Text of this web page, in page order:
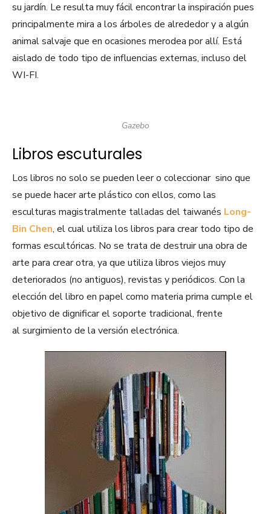
su jardín. Le resulta muy fácil encontrar la inspiración pues
principalmente mira a los árboles de alrededor y a algún
animal salvaje que en ocasiones merodea por allí. Está
aislado de todo tipo de influencias externas, incluso del
WI-FI.
Gazebo
Libros escuturales
Los libros no solo se pueden leer o coleccionar sino que
se puede hacer arte plástico con ellos, como las
esculturas magistralmente talladas del taiwanés Long-
Bin Chen, el cual utiliza los libros para crear todo tipo de
formas escultóricas. No se trata de destruir una obra de
arte para crear otra, ya que utiliza libros viejos muy
deteriorados (no antiguos), revistas y periódicos. Con la
elección del libro en papel como materia prima cumple el
objetivo de dignificar el soporte tradicional, frente
al surgimiento de la versión electrónica.